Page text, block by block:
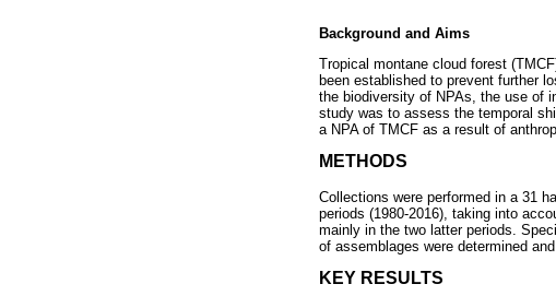
Background and Aims
Tropical montane cloud forest
been established to prevent further
the biodiversity of NPAs, the use of
study was to assess the temporal
a NPA of TMCF as a result of
METHODS
Collections were performed in a 31
periods (1980-2016), taking into
mainly in the two latter periods.
of assemblages were determined
KEY RESULTS